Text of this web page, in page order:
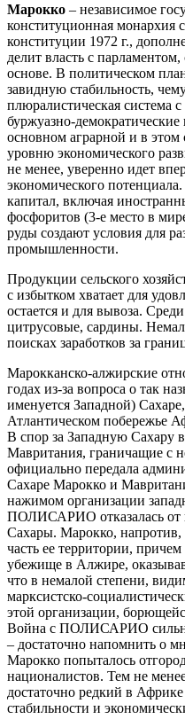
Марокко – независимое
конституционная монархия
конституции 1972 г.,
делит власть с
основе. В политическом
завидную стабильность,
плюралистическая система
основном аграрной и в этом
уровню экономического
не менее, уверенно идет
экономического
капитал, включая
фосфоритов (3‑е место в
руды создают условия для
промышленности.
Продукции сельского
с избытком хватает для
остается и для вывоза.
цитрусовые, сардины.
поисках заработков за
Марокканско‑алжирские
годах из‑за вопроса о так
именуется Западной)
Атлантическом побережье
В спор за Западную Сахару
Мавритания, граничащие с
официально передала
Сахаре Марокко и
нажимом организации
ПОЛИСАРИО отказалась от
Сахары. Марокко, напротив,
часть ее территории,
убежище в Алжире,
что в немалой степени,
этой организации,
Война с ПОЛИСАРИО
– достаточно напомнить о
Марокко попыталось
националистов. Тем не
достаточно редкий в
стабильности и